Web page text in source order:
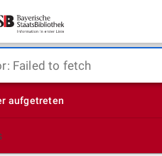
Failed to fetch
aufgetreten